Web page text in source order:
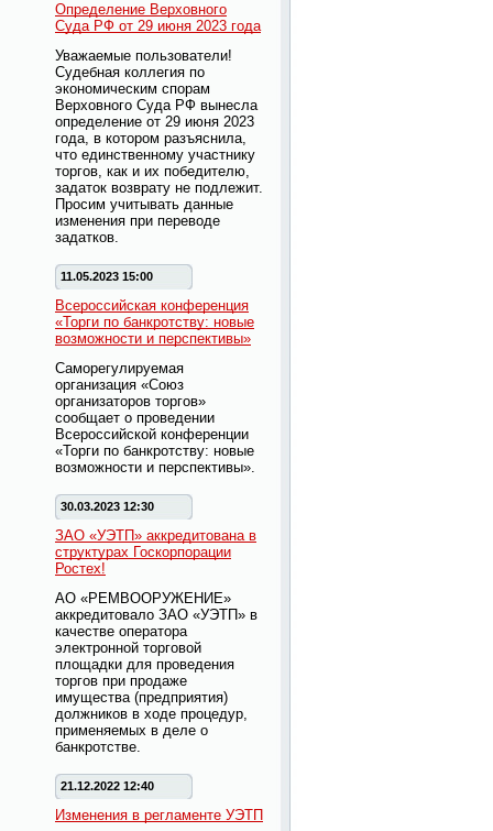
Определение Верховного
Суда РФ от 29 июня 2023 года
Уважаемые пользователи!
Судебная коллегия по
экономическим спорам
Верховного Суда РФ вынесла
определение от 29 июня 2023
года, в котором разъяснила,
что единственному участнику
торгов, как и их победителю,
задаток возврату не подлежит.
Просим учитывать данные
изменения при переводе
задатков.
11.05.2023 15:00
Всероссийская конференция
«Торги по банкротству: новые
возможности и перспективы»
Саморегулируемая
организация «Союз
организаторов торгов»
сообщает о проведении
Всероссийской конференции
«Торги по банкротству: новые
возможности и перспективы».
30.03.2023 12:30
ЗАО «УЭТП» аккредитована в
структурах Госкорпорации
Ростех!
АО «РЕМВООРУЖЕНИЕ»
аккредитовало ЗАО «УЭТП» в
качестве оператора
электронной торговой
площадки для проведения
торгов при продаже
имущества (предприятия)
должников в ходе процедур,
применяемых в деле о
банкротстве.
21.12.2022 12:40
Изменения в регламенте УЭТП